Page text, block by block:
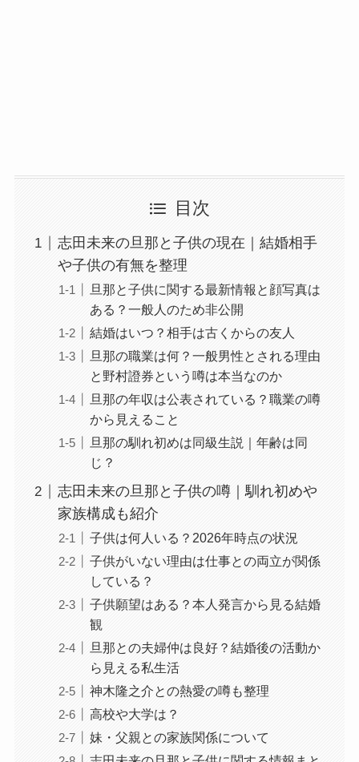
目次
志田未来の旦那と子供の現在｜結婚相手
や子供の有無を整理
旦那と子供に関する最新情報と顔写真は
ある？一般人のため非公開
結婚はいつ？相手は古くからの友人
旦那の職業は何？一般男性とされる理由
と野村證券という噂は本当なのか
旦那の年収は公表されている？職業の噂
から見えること
旦那の馴れ初めは同級生説｜年齢は同
じ？
志田未来の旦那と子供の噂｜馴れ初めや
家族構成も紹介
子供は何人いる？2026年時点の状況
子供がいない理由は仕事との両立が関係
している？
子供願望はある？本人発言から見る結婚
観
旦那との夫婦仲は良好？結婚後の活動か
ら見える私生活
神木隆之介との熱愛の噂も整理
高校や大学は？
妹・父親との家族関係について